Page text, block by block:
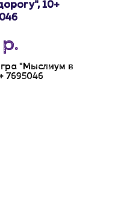
10+
р.
"Мыслиум в
7695046